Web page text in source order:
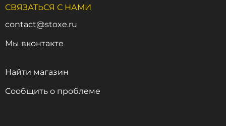
СВЯЗАТЬСЯ С НАМИ
contact@stoxe.ru
Мы вконтакте
Найти магазин
Сообщить о проблеме